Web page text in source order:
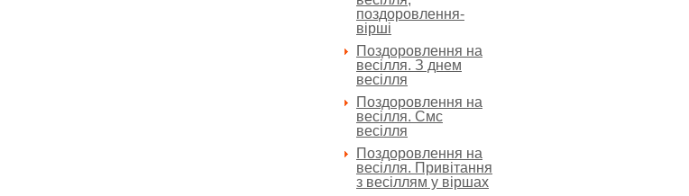
поздоровлення-
вірші
Поздоровлення на
весілля. З днем
весілля
Поздоровлення на
весілля. Смс
весілля
Поздоровлення на
весілля. Привітання
з весіллям у віршах